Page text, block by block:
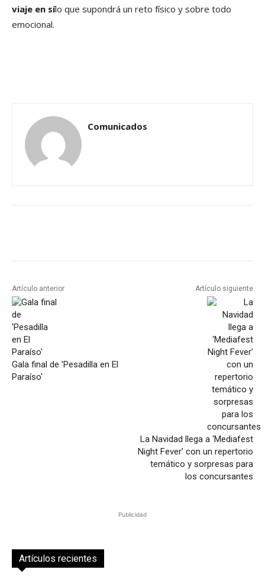
viaje en sílo que supondrá un reto físico y sobre todo
emocional.
Comunicados
Artículo anterior
Gala final de 'Pesadilla en El
Paraíso'
Artículo siguiente
La Navidad llega a ‘Mediafest
Night Fever’ con un repertorio
temático y sorpresas para
los concursantes
Publicidad
Artículos recientes